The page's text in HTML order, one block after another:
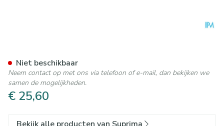
€ 25,60
Niet beschikbaar
Neem contact op met ons via telefoon of e-mail, dan bekijken we
samen de mogelijkheden.